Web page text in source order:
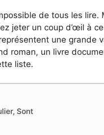
de tous les lire.
jeter un coup d’œil à
une grande
roman, un livre
liste.
Sont